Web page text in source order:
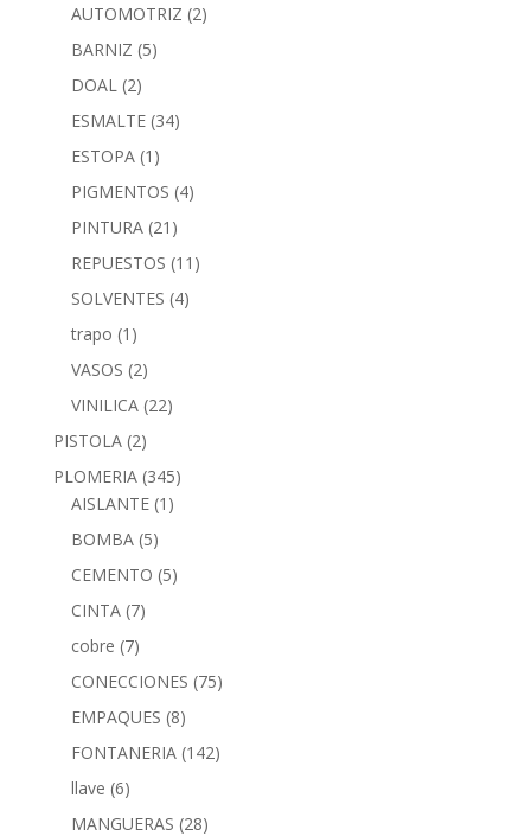
AUTOMOTRIZ (2)
BARNIZ (5)
DOAL (2)
ESMALTE (34)
ESTOPA (1)
PIGMENTOS (4)
PINTURA (21)
REPUESTOS (11)
SOLVENTES (4)
trapo (1)
VASOS (2)
VINILICA (22)
PISTOLA (2)
PLOMERIA (345)
AISLANTE (1)
BOMBA (5)
CEMENTO (5)
CINTA (7)
cobre (7)
CONECCIONES (75)
EMPAQUES (8)
FONTANERIA (142)
llave (6)
MANGUERAS (28)